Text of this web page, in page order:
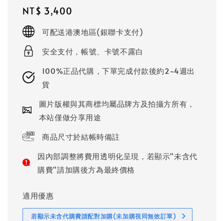
Regular
price
NT$ 3,400
可配送港澳地區(銀聯卡支付)
安全支付，帳號、卡號不露白
100%正品代購，下單完成付款後約2~4週出
貨
圖片版權與其商標均屬品牌方及拍攝方所有，
本站僅做分享用途
商品尺寸於結帳時備註
因內部調整將費用透明化呈現，若顯示"未含代
購費"請加購後方為最終價格
適用優惠
若顯示未含代購費請配對加購(未加購視同無效訂單)